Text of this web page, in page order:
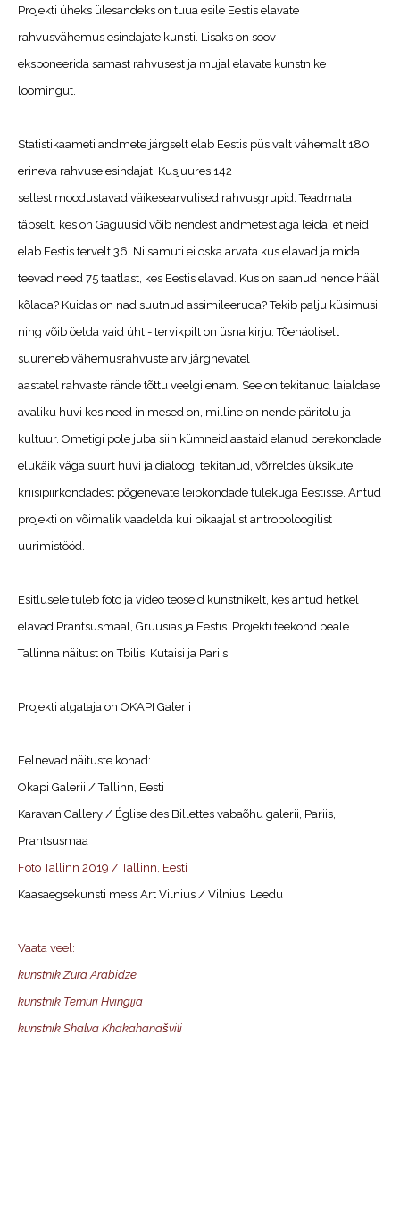
Projekti üheks ülesandeks on tuua esile Eestis elavate
rahvusvähemus esindajate kunsti. Lisaks on soov
eksponeerida samast rahvusest ja mujal elavate kunstnike
loomingut.
Statistikaameti andmete järgselt elab Eestis püsivalt vähemalt 180
erineva rahvuse esindajat. Kusjuures 142
sellest moodustavad väikesearvulised rahvusgrupid. Teadmata
täpselt, kes on Gaguusid võib nendest andmetest aga leida, et neid
elab Eestis tervelt 36. Niisamuti ei oska arvata kus elavad ja mida
teevad need 75 taatlast, kes Eestis elavad. Kus on saanud nende hääl
kõlada? Kuidas on nad suutnud assimileeruda? Tekib palju küsimusi
ning võib öelda vaid üht - tervikpilt on üsna kirju. Tõenäoliselt
suureneb vähemusrahvuste arv järgnevatel
aastatel rahvaste rände tõttu veelgi enam. See on tekitanud laialdase
avaliku huvi kes need inimesed on, milline on nende päritolu ja
kultuur. Ometigi pole juba siin kümneid aastaid elanud perekondade
elukäik väga suurt huvi ja dialoogi tekitanud, võrreldes üksikute
kriisipiirkondadest põgenevate leibkondade tulekuga Eestisse. Antud
projekti on võimalik vaadelda kui pikaajalist antropoloogilist
uurimistööd.
Esitlusele tuleb foto ja video teoseid kunstnikelt, kes antud hetkel
elavad Prantsusmaal, Gruusias ja Eestis. Projekti teekond peale
Tallinna näitust on Tbilisi Kutaisi ja Pariis.
Projekti algataja on OKAPI Galerii
Eelnevad näituste kohad:
Okapi Galerii / Tallinn, Eesti
Karavan Gallery / Église des Billettes vabaõhu galerii, Pariis,
Prantsusmaa
Foto Tallinn 2019 / Tallinn, Eesti
Kaasaegsekunsti mess Art Vilnius / Vilnius, Leedu
Vaata veel:
kunstnik Zura Arabidze
kunstnik Temuri Hvingija
kunstnik Shalva Khakahanašvili